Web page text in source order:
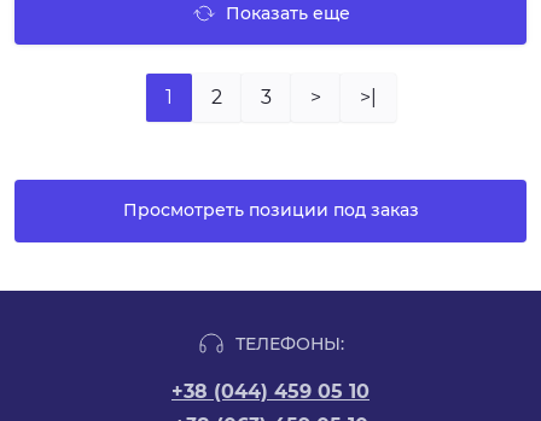
Показать еще
1 2 3 > >|
Просмотреть позиции под заказ
ТЕЛЕФОНЫ:
+38 (044) 459 05 10